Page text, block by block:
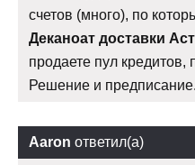
счетов (много), по
Деканоат доставки
продаете пул кредитов,
Решение и предписание.
Aaron ответил(а)